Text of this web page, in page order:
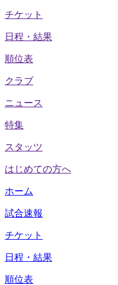
チケット
日程・結果
順位表
クラブ
ニュース
特集
スタッツ
はじめての方へ
ホーム
試合速報
チケット
日程・結果
順位表